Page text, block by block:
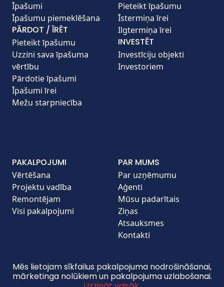
Īpašumi
Īpašumu piemeklēšana
PĀRDOT / ĪRĒT
Pieteikt īpašumu
Uzzini sava īpašuma
vērtību
Pārdotie īpašumi
Īpašumi īrei
Mežu starpniecība
Pieteikt īpašumu
Īstermiņa īrei
Ilgtermiņa īrei
INVESTĒT
Investīciju objekti
Investoriem
PAKALPOJUMI
Vērtēšana
Projektu vadība
Remontējam
Visi pakalpojumi
PAR MUMS
Par uzņēmumu
Aģenti
Mūsu padarītais
Ziņas
Atsauksmes
Kontakti
copyright © 2026 Pilat.lv. All Rights Reserved. |
Mēs lietojam sīkfailus pakalpojuma nodrošināšanai,
mārketinga nolūkiem un pakalpojuma uzlabošanai.